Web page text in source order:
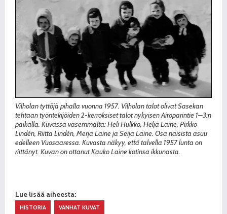
Vilholan tyttöjä pihalla vuonna 1957. Vilholan talot olivat Sasekan
tehtaan työntekijöiden 2-kerroksiset talot nykyisen Airoparintie 1–3:n
paikalla. Kuvassa vasemmalta: Heli Hulkko, Heljä Laine, Pirkko
Lindén, Riitta Lindén, Merja Laine ja Seija Laine. Osa naisista asuu
edelleen Vuosaaressa. Kuvasta näkyy, että talvella 1957 lunta on
riittänyt. Kuvan on ottanut Kauko Laine kotinsa ikkunasta.
Lue lisää aiheesta:
HISTORIA VANHAT KUVAT